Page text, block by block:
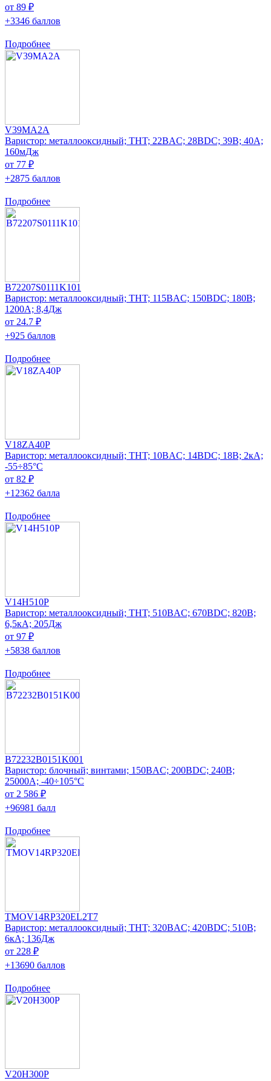
от 89 ₽
+3346 баллов
Подробнее
V39MA2A
Варистор: металлооксидный; THT; 22ВAC; 28ВDC; 39В; 40А;
160мДж
от 77 ₽
+2875 баллов
Подробнее
B72207S0111K101
Варистор: металлооксидный; THT; 115ВAC; 150ВDC; 180В;
1200А; 8,4Дж
от 24.7 ₽
+925 баллов
Подробнее
V18ZA40P
Варистор: металлооксидный; THT; 10ВAC; 14ВDC; 18В; 2кА;
-55÷85°C
от 82 ₽
+12362 балла
Подробнее
V14H510P
Варистор: металлооксидный; THT; 510ВAC; 670ВDC; 820В;
6,5кА; 205Дж
от 97 ₽
+5838 баллов
Подробнее
B72232B0151K001
Варистор: блочный; винтами; 150ВAC; 200ВDC; 240В;
25000А; -40÷105°C
от 2 586 ₽
+96981 балл
Подробнее
TMOV14RP320EL2T7
Варистор: металлооксидный; THT; 320ВAC; 420ВDC; 510В;
6кА; 136Дж
от 228 ₽
+13690 баллов
Подробнее
V20H300P